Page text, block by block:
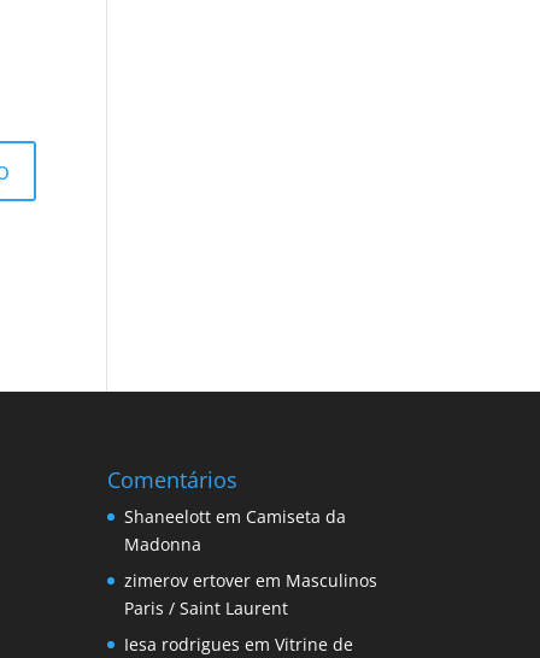
Comentários
Shaneelott em Camiseta da
Madonna
zimerov ertover em Masculinos
Paris / Saint Laurent
Iesa rodrigues emVitrine de